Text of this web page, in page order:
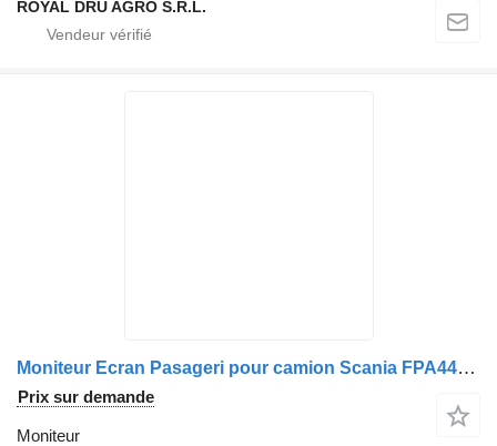
ROYAL DRU AGRO S.R.L.
Moniteur Ecran Pasageri pour camion Scania FPA44B1300000 TG19S0000 010-60665-02-026
Prix sur demande
Moniteur